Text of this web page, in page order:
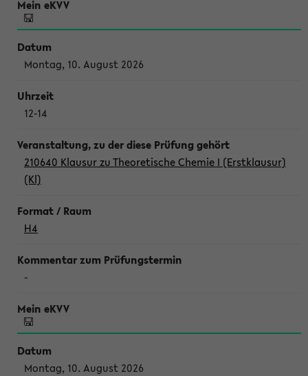
Montag, 10. August 2026
12-14
210640 Klausur zu Theoretische Chemie I (Erstklausur)
(Kl)
H4
-
Montag, 10. August 2026